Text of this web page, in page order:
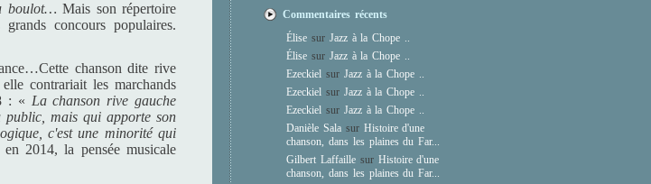
Commentaires récents
Élise sur Jazz à la Chope ..
Élise sur Jazz à la Chope ..
Ezeckiel sur Jazz à la Chope ..
Ezeckiel sur Jazz à la Chope ..
Ezeckiel sur Jazz à la Chope ..
Danièle Salasur Histoire d'une
chanson, dans les plaines du Far...
Gilbert Laffaillesur Histoire d'une
chanson, dans les plaines du Far...
boulot… Mais son répertoire
concours populaires.
chanson dite rive
contrariait les marchands
: « La chanson rive gauche
mais qui apporte son
c'est une minorité qui
2014, la pensée musicale